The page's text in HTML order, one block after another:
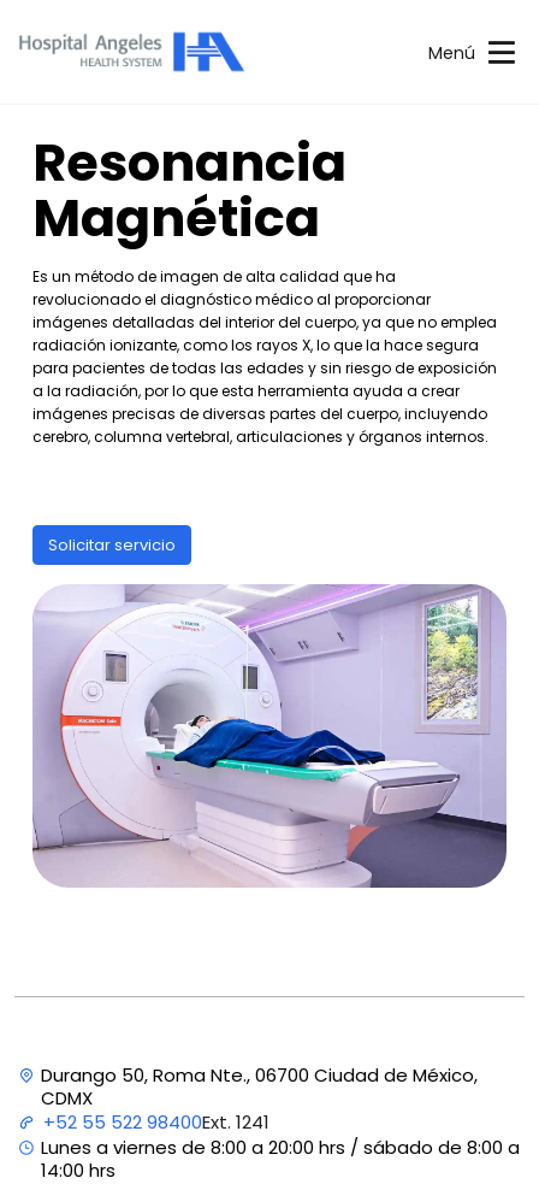
Menú
Resonancia
Magnética
Es un método de imagen de alta calidad que ha
revolucionado el diagnóstico médico al proporcionar
imágenes detalladas del interior del cuerpo, ya que no emplea
radiación ionizante, como los rayos X, lo que la hace segura
para pacientes de todas las edades y sin riesgo de exposición
a la radiación, por lo que esta herramienta ayuda a crear
imágenes precisas de diversas partes del cuerpo, incluyendo
cerebro, columna vertebral, articulaciones y órganos internos.
Solicitar servicio
Durango 50, Roma Nte., 06700 Ciudad de México,
CDMX
+52 55 522 98400Ext. 1241
Lunes a viernes de 8:00 a 20:00 hrs / sábado de 8:00 a
14:00 hrs